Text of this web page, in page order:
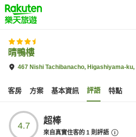
to
top
page
晴鴨樓
467 Nishi Tachibanacho, Higashiyama-
客房 方案 基本資訊 評語 特點
4.7 超棒
來自真實住客的 1 則評語